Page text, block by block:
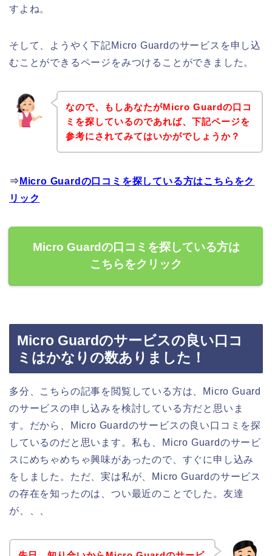
すよね。
そして、ようやく下記Micro Guardのサービスを申し込
むことができるページをみつけることができました。
なので、もしあなたがMicro Guardの口コ
ミを探しているのであれば、下記ページを
参考にされてみてはいかがでしょうか？
⇒ Micro Guardの口コミを探している方はこちらをク
リック
Micro Guardの口コミを探している方は
こちらをクリック
Micro Guardのサービスの良い口コ
ミはかなりの数ありました！
多分、こちらの記事を閲覧している方は、Micro Guard
のサービスの申し込みを検討している方だと思いま
す。だから、Micro Guardのサービスの良い口コミを探
しているのだと思います。私も、Micro Guardのサービ
スにめちゃめちゃ興味があったので、すぐに申し込み
をしました。ただ、実は私が、Micro Guardのサービス
の存在を知ったのは、つい最近のことでした。友達
が、、、